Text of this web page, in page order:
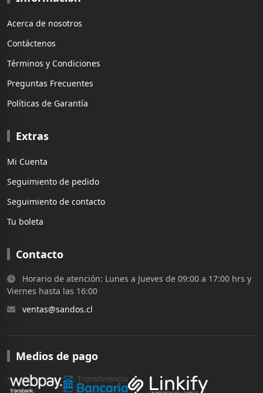
Acerca de nosotros
Contáctenos
Términos y Condiciones
Preguntas Frecuentes
Políticas de Garantía
Extras
Mi Cuenta
Seguimiento de pedido
Seguimiento de contacto
Tu boleta
Contacto
Horario de atención: Lunes a Jueves de 09:00 a 17:00 hrs y
Viernes hasta las 16:00
ventas@sandos.cl
Medios de pago